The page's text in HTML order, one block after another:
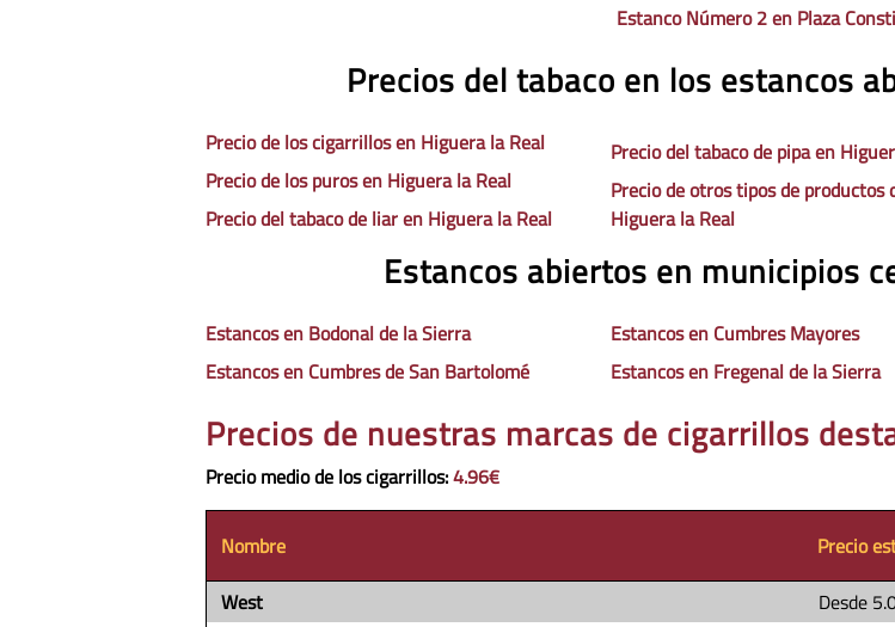
Estanco Número 2 en Plaza
Precios del tabaco en los estancos
Precio de los cigarrillos en Higuera la Real
Precio de los puros en Higuera la Real
Precio del tabaco de liar en Higuera la Real
Precio del tabaco de pipa en
Precio de otros tipos de productos
Higuera la Real
Estancos abiertos en municipios
Estancos en Bodonal de la Sierra
Estancos en Cumbres de San Bartolomé
Estancos en Cumbres Mayores
Estancos en Fregenal de la Sierra
Precios de nuestras marcas de cigarrillos
Precio medio de los cigarrillos:4.96€
Nombre Precio
West
Desde